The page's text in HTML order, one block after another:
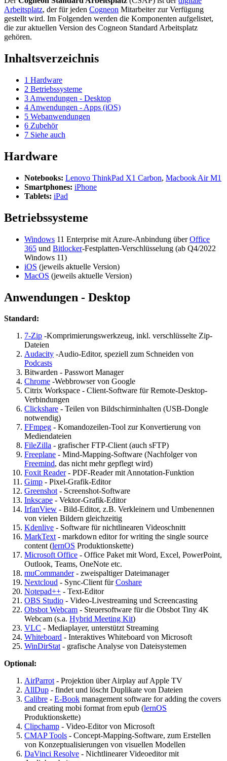
Arbeitsplatz, der für jeden Cogneon Mitarbeiter zur Verfügung
gestellt wird. Im Folgenden werden die Komponenten aufgelistet,
die zur aktuellen Version des Cogneon Standard Arbeitsplatz
gehören.
Inhaltsverzeichnis
1 Hardware
2 Betriebssysteme
3 Anwendungen - Desktop
4 Anwendungen - Apps (iOS)
5 Webanwendungen
6 Zubehör
7 Siehe auch
Hardware
Notebooks: Lenovo ThinkPad X1 Carbon, Macbook Air M1
Smartphones: iPhone
Tablets: iPad
Betriebssysteme
Windows 11 Enterprise mit Azure-Anbindung überOffice
365 und Bitlocker-Festplatten-Verschlüsselung (ab Q4/2022
Windows 11)
iOS (jeweils aktuelle Version)
MacOS (jeweils aktuelle Version)
Anwendungen - Desktop
Standard:
7-Zip -Komprimierungswerkzeug, inkl. verschlüsselte Zip-
Dateien
Audacity -Audio-Editor, speziell zum Schneiden von
Podcasts
Bitwarden - Passwort Manager
Chrome -Webbrowser von Google
Citrix Workspace - Client-Software für Remote-Desktop-
Verbindungen
Clickshare - Teilen von Bildschirminhalten (USB-Dongle
notwendig)
FFmpeg - Komandozeilen-Tool zur Konvertierung von
Mediendateien
FileZilla - grafischer FTP-Client (auch sFTP)
Freeplane - Mind-Mapping-Software (Nachfolger von
Freemind, das nicht mehr gepflegt wird)
Foxit Reader- PDF-Reader mit Annotation-Funktion
Gimp - Pixel-Grafik-Editor
Greenshot- Screenshot-Software
Inkscape - Vektor-Grafik-Editor
IrfanView - Bild-Editor, z.B. Verkleinern und Umbenennen
von vielen Bildern gleichzeitig
Kdenlive - Software für nichtlinearen Videoschnitt
MarkText- markdown editor for writing the single source
content (lernOS Produktionskette)
Microsoft Office - Office Paket mit Word, Excel, PowerPoint,
Outlook, Teams, OneNote etc.
muCommander- zweispaltiger Dateimanager
Nextcloud - Sync-Client fürCoshare
Notepad++ - Text-Editor
OBS Studio - Video-Livestreaming und Screencasting
Obsbot Webcam - Steuersoftware für die Obsbot Tiny 4K
Webcam (s.a. Hybrid Meeting Kit)
VLC - Mediaplayer, unterstützt Streaming
Whiteboard - Interaktives Whiteboard von Microsoft
WinDirStat- grafische Analyse von Dateisystemen
Optional:
AirParrot- Projektion über Airplay auf Apple TV
AllDup - findet und löscht Duplikate von Dateien
Calibre - E-Book management software for adding the covers
and creating mobi format from epub (lernOS
Produktionskette)
Clipchamp - Video-Editor von Microsoft
CMAP Tools - Concept-Mapping-Software, zum Erstellen
von Konzeptualisierungen von visuellen Modellen
DaVinci Resolve - Nichtlinearer Videoeditor mit